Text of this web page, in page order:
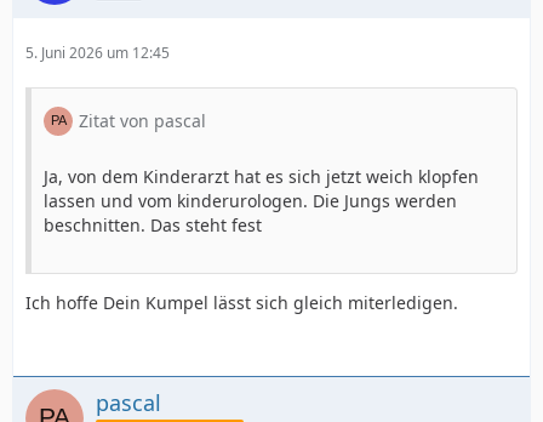
5. Juni 2026 um 12:45
Zitat von pascal
Ja, von dem Kinderarzt hat es sich jetzt weich klopfen
lassen und vom kinderurologen. Die Jungs werden
beschnitten. Das steht fest
Ich hoffe Dein Kumpel lässt sich gleich miterledigen.
pascal